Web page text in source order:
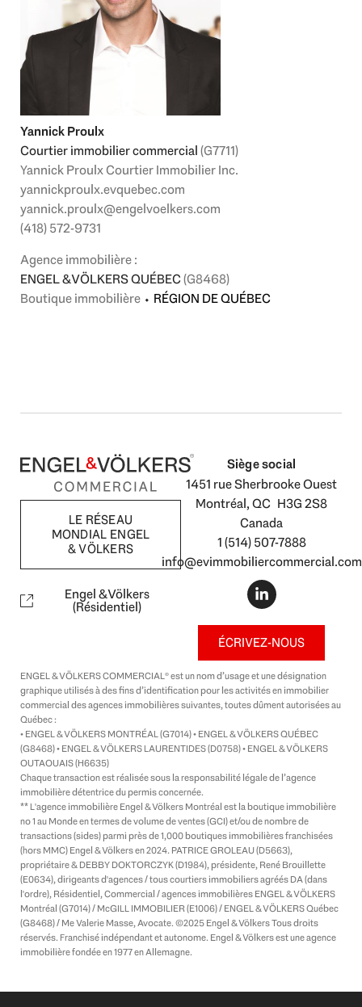
Yannick Proulx
Courtier immobilier commercial(G7711)
Yannick Proulx Courtier Immobilier Inc.
yannickproulx.evquebec.com
yannick.proulx@engelvoelkers.com
(418) 572-9731
Agence immobilière :
ENGEL & VÖLKERS QUÉBEC(G8468)
Boutique immobilière ⬩ RÉGION DE QUÉBEC
LE RÉSEAU
MONDIAL ENGEL
& VÖLKERS
Engel & Völkers
(Résidentiel)
Siège social
1451 rue Sherbrooke Ouest
Montréal, QC H3G 2S8
Canada
1 (514) 507-7888
info@evimmobiliercommercial.com
L
i
n
k
e
d
i
n
-
i
ÉCRIVEZ-NOUS
ENGEL & VÖLKERS COMMERCIAL® est un nom d’usage et une désignation
graphique utilisés à des fins d’identification pour les activités en immobilier
commercial des agences immobilières suivantes, toutes dûment autorisées au
Québec :
• ENGEL & VÖLKERS MONTRÉAL (G7014) • ENGEL & VÖLKERS QUÉBEC
(G8468) • ENGEL & VÖLKERS LAURENTIDES (D0758) • ENGEL & VÖLKERS
OUTAOUAIS (H6635)
Chaque transaction est réalisée sous la responsabilité légale de l’agence
immobilière détentrice du permis concernée.
** L'agence immobilière Engel & Völkers Montréal est la boutique immobilière
no 1 au Monde en termes de volume de ventes (GCI) et/ou de nombre de
transactions (sides) parmi près de 1,000 boutiques immobilières franchisées
(hors MMC) Engel & Völkers en 2024. PATRICE GROLEAU (D5663),
propriétaire & DEBBY DOKTORCZYK (D1984), présidente, René Brouillette
(E0634), dirigeants d'agences / tous courtiers immobiliers agréés DA (dans
l'ordre), Résidentiel, Commercial / agences immobilières ENGEL & VÖLKERS
Montréal (G7014) / McGILL IMMOBILIER (E1006) / ENGEL & VÖLKERS Québec
(G8468) / Me Valerie Masse, Avocate. ©2025 Engel & Völkers Tous droits
réservés. Franchisé indépendant et autonome. Engel & Völkers est une agence
immobilière fondée en 1977 en Allemagne.